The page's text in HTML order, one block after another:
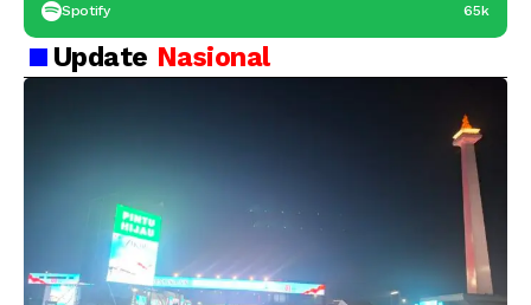
Spotify 65k
Update Nasional